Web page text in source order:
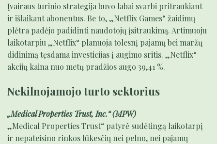
Įvairaus turinio strategija buvo labai svarbi pritraukiant
ir išlaikant abonentus. Be to, „Netflix Games“ žaidimų
plėtra padėjo padidinti naudotojų įsitraukimą. Artimuoju
laikotarpiu „Netflix“ planuoja tolesnį pajamų bei maržų
didinimą tęsdama investicijas į augimo sritis. „Netflix“
akcijų kaina nuo metų pradžios augo 39,41 %.
Nekilnojamojo turto sektorius
„Medical Properties Trust, Inc.“ (MPW)
„Medical Properties Trust“ patyrė sudėtingą laikotarpį
ir nepateisino rinkos lūkesčių nei pelno, nei pajamų